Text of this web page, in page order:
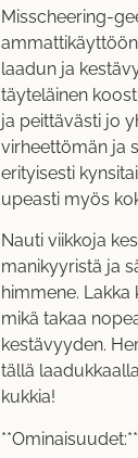
Misscheering-
laadun ja
täyteläinen
ja peittävästi jo
virheettömän ja
erityisesti
upeasti myös
Nauti viikkoja
manikyyristä ja
himmene.
mikä takaa
kestävyyden.
tällä
kukkia!
**Ominaisuudet:**